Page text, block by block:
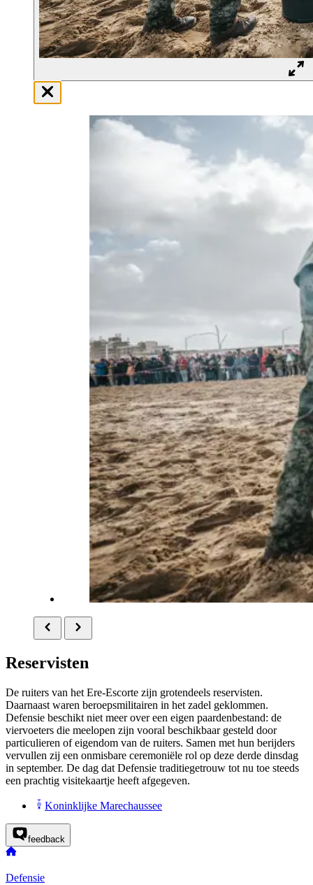
Reservisten
De ruiters van het Ere-Escorte zijn grotendeels reservisten.
Daarnaast waren beroepsmilitairen in het zadel geklommen.
Defensie beschikt niet meer over een eigen paardenbestand: de
viervoeters die meelopen zijn vooral beschikbaar gesteld door
particulieren of eigendom van de ruiters. Samen met hun berijders
vervullen zij een onmisbare ceremoniële rol op deze derde dinsdag
in september. De dag dat Defensie traditiegetrouw tot nu toe steeds
een prachtig visitekaartje heeft afgegeven.
Koninklijke Marechaussee
feedback
Defensie